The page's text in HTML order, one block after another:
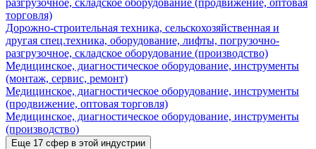
торговля)
Дорожно-строительная техника, сельскохозяйственная и
другая спец.техника, оборудование, лифты, погрузочно-
разгрузочное, складское оборудование (производство)
Медицинское, диагностическое оборудование, инструменты
(монтаж, сервис, ремонт)
Медицинское, диагностическое оборудование, инструменты
(продвижение, оптовая торговля)
Медицинское, диагностическое оборудование, инструменты
(производство)
Еще 17 сфер в этой индустрии